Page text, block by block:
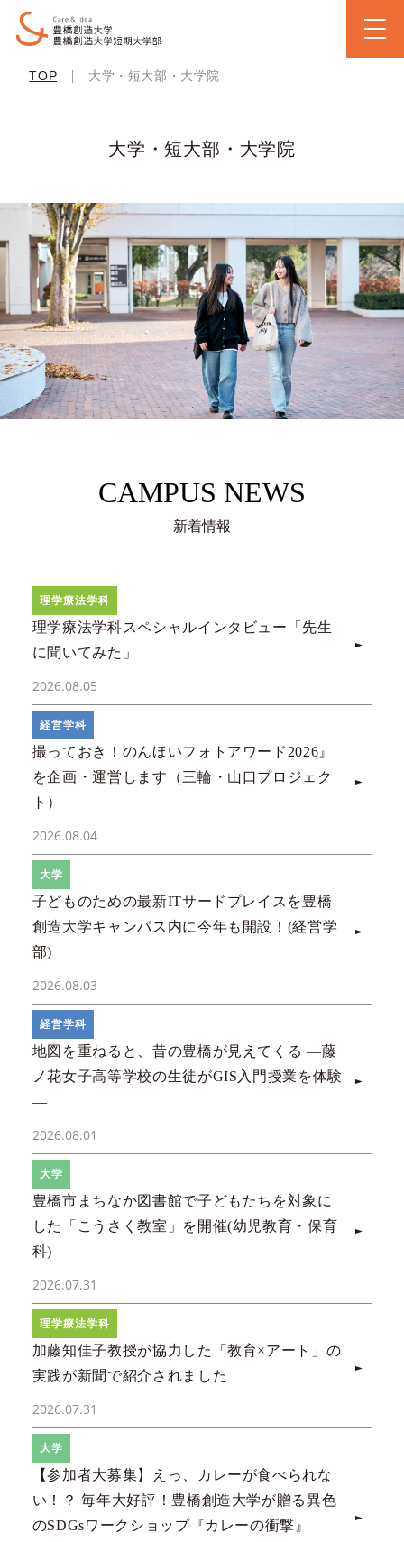
TOP | 大学・短大部・大学院
大学・短大部・大学院
CAMPUS NEWS
新着情報
理学療法学科
理学療法学科スペシャルインタビュー「先生
に聞いてみた」
2026.08.05
経営学科
撮っておき！のんほいフォトアワード2026』
を企画・運営します（三輪・山口プロジェク
ト）
2026.08.04
大学
子どものための最新ITサードプレイスを豊橋
創造大学キャンパス内に今年も開設！(経営学
部)
2026.08.03
経営学科
地図を重ねると、昔の豊橋が見えてくる ―藤
ノ花女子高等学校の生徒がGIS入門授業を体験
―
2026.08.01
大学
豊橋市まちなか図書館で子どもたちを対象に
した「こうさく教室」を開催(幼児教育・保育
科)
2026.07.31
理学療法学科
加藤知佳子教授が協力した「教育×アート」の
実践が新聞で紹介されました
2026.07.31
大学
【参加者大募集】えっ、カレーが食べられな
い！？ 毎年大好評！豊橋創造大学が贈る異色
のSDGsワークショップ『カレーの衝撃』